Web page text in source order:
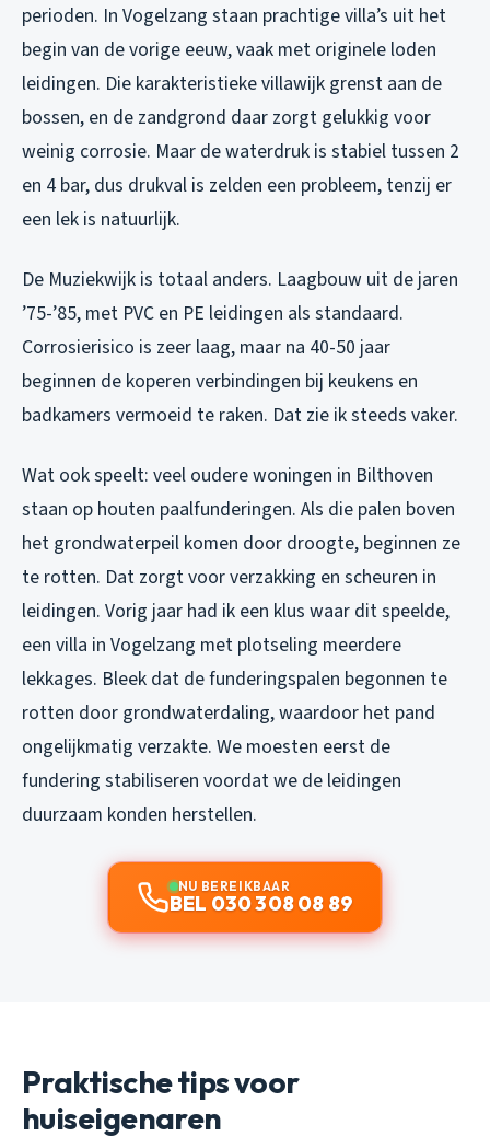
perioden. In Vogelzang staan prachtige villa’s uit het
begin van de vorige eeuw, vaak met originele loden
leidingen. Die karakteristieke villawijk grenst aan de
bossen, en de zandgrond daar zorgt gelukkig voor
weinig corrosie. Maar de waterdruk is stabiel tussen 2
en 4 bar, dus drukval is zelden een probleem, tenzij er
een lek is natuurlijk.
De Muziekwijk is totaal anders. Laagbouw uit de jaren
’75-’85, met PVC en PE leidingen als standaard.
Corrosierisico is zeer laag, maar na 40-50 jaar
beginnen de koperen verbindingen bij keukens en
badkamers vermoeid te raken. Dat zie ik steeds vaker.
Wat ook speelt: veel oudere woningen in Bilthoven
staan op houten paalfunderingen. Als die palen boven
het grondwaterpeil komen door droogte, beginnen ze
te rotten. Dat zorgt voor verzakking en scheuren in
leidingen. Vorig jaar had ik een klus waar dit speelde,
een villa in Vogelzang met plotseling meerdere
lekkages. Bleek dat de funderingspalen begonnen te
rotten door grondwaterdaling, waardoor het pand
ongelijkmatig verzakte. We moesten eerst de
fundering stabiliseren voordat we de leidingen
duurzaam konden herstellen.
NU BEREIKBAAR
BEL 030 308 08 89
Praktische tips voor
huiseigenaren